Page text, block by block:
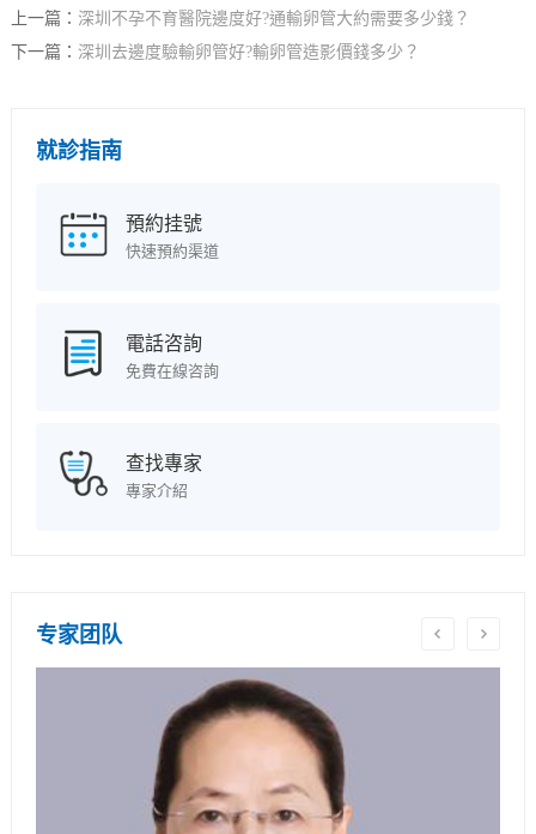
上一篇： 深圳不孕不育醫院邊度好?通輸卵管大約需要多少錢？
下一篇： 深圳去邊度驗輸卵管好?輸卵管造影價錢多少？
就診指南
預約挂號
快速預約渠道
電話咨詢
免費在線咨詢
查找專家
專家介紹
专家团队